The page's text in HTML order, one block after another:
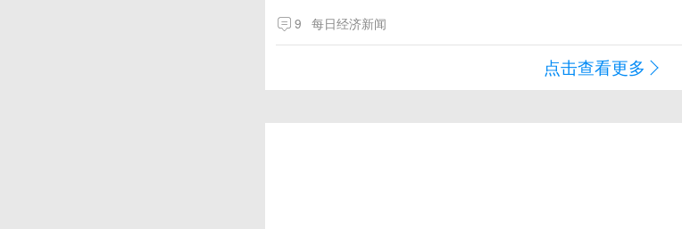
9 每日经济新闻
点击查看更多